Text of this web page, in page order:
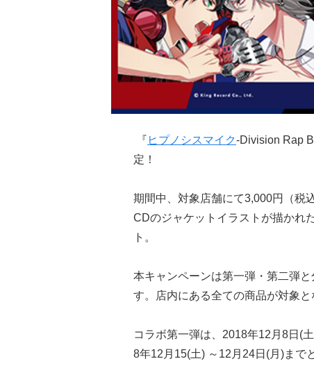
『 ヒプノシスマイク-Division Rap
定！
期間中、対象店舗にて3,000円（税
CDのジャケットイラストが描かれ
ト。
本キャンペーンは第一弾・第二弾
す。店内にある全ての商品が対象と
コラボ第一弾は、2018年12月8日(
8年12月15(土) ～12月24日(月)まで